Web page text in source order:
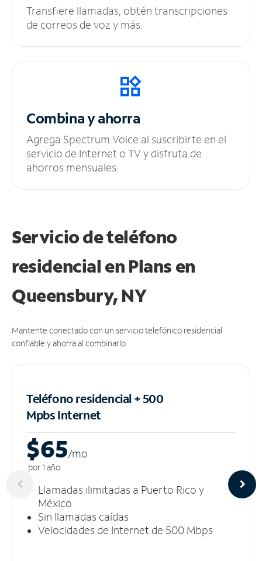
Transfiere llamadas, obtén transcripciones
de correos de voz y más.
Combina y ahorra
Agrega Spectrum Voice al suscribirte en el
servicio de Internet o TV y disfruta de
ahorros mensuales.
Servicio de teléfono
residencial en Plans en
Queensbury, NY
Mantente conectado con un servicio telefónico residencial
confiable y ahorra al combinarlo.
Teléfono residencial + 500
MpbsInternet
$65/mo
por 1 año
Llamadas ilimitadas a Puerto Rico y
México
Sin llamadas caídas
Velocidades de Internet de 500 Mbps